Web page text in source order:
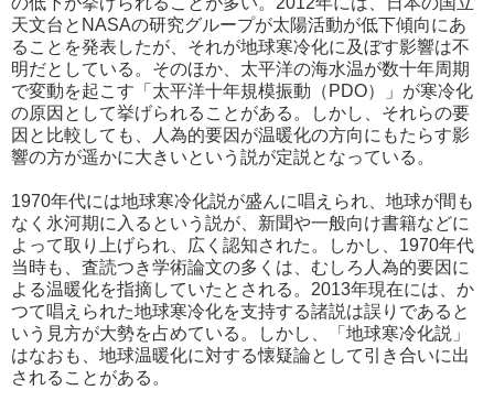
天文台とNASAの研究グループが太陽活動が低下傾向にあ
ることを発表したが、それが地球寒冷化に及ぼす影響は不
明だとしている。そのほか、太平洋の海水温が数十年周期
で変動を起こす「太平洋十年規模振動（PDO）」が寒冷化
の原因として挙げられることがある。しかし、それらの要
因と比較しても、人為的要因が温暖化の方向にもたらす影
響の方が遥かに大きいという説が定説となっている。
1970年代には地球寒冷化説が盛んに唱えられ、地球が間も
なく氷河期に入るという説が、新聞や一般向け書籍などに
よって取り上げられ、広く認知された。しかし、1970年代
当時も、査読つき学術論文の多くは、むしろ人為的要因に
よる温暖化を指摘していたとされる。2013年現在には、か
つて唱えられた地球寒冷化を支持する諸説は誤りであると
いう見方が大勢を占めている。しかし、「地球寒冷化説」
はなおも、地球温暖化に対する懐疑論として引き合いに出
されることがある。